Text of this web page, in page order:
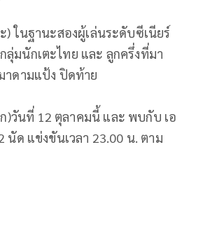
) ในฐานะสองผู้เล่นระดับซีเนียร์
ลุ่มนักเตะไทย และ ลูกครึ่งที่มา
าดามแป้ง ปิดท้าย
)วันที่ 12 ตุลาคมนี้ และ พบกับ เอ
นัด แข่งขันเวลา 23.00 น. ตาม